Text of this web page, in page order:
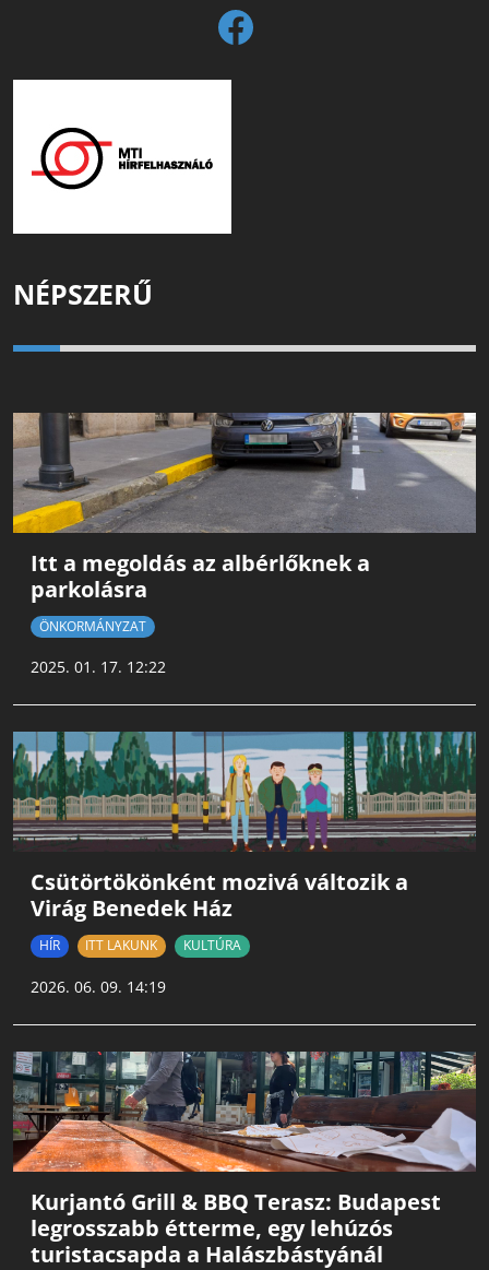
NÉPSZERŰ
Itt a megoldás az albérlőknek a
parkolásra
ÖNKORMÁNYZAT
2025. 01. 17. 12:22
Csütörtökönként mozivá változik a
Virág Benedek Ház
HÍR ITT LAKUNK KULTÚRA
2026. 06. 09. 14:19
Kurjantó Grill & BBQ Terasz: Budapest
legrosszabb étterme, egy lehúzós
turistacsapda a Halászbástyánál